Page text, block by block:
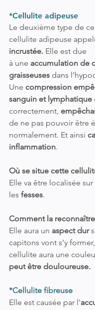
*Cellulite adipeuse
Le deuxième type de
cellulite adipeuse
incrustée. Elle est due
à une accumulation de
graisseuses dans
Une compression
sanguin et lymphatique
correctement,
de ne pas pouvoir être
normalement. Et ainsi
inflammation.
Où se situe cette
Elle va être localisée sur
les fesses.
Comment la
Elle aura un aspect dur
capitons vont s’y
cellulite aura une
peut être douloureuse.
*Cellulite fibreuse
Elle est causée par l'